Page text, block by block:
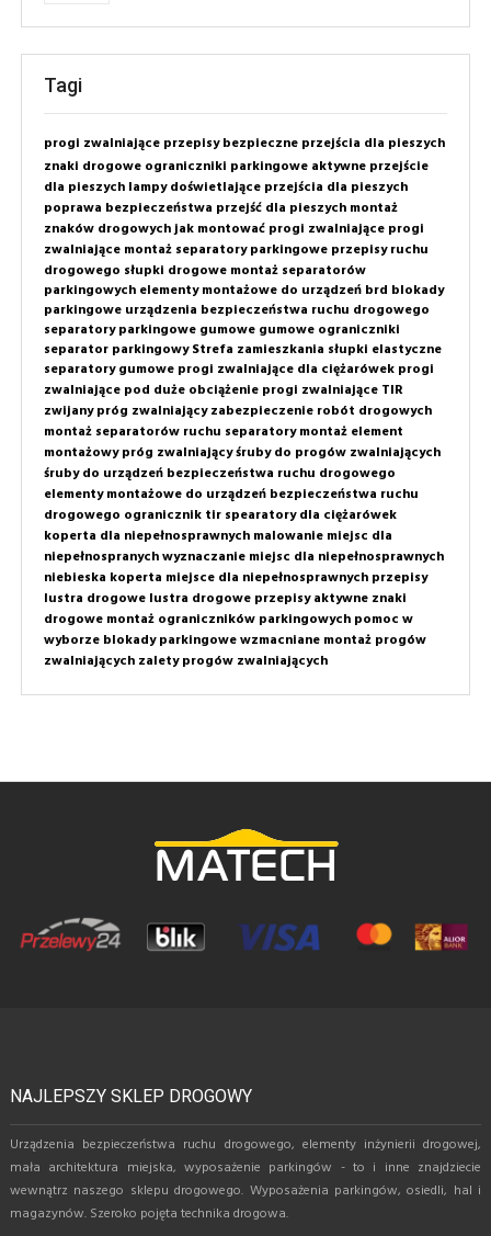
Tagi
progi zwalniające przepisy bezpieczne przejścia dla pieszych
znaki drogowe ograniczniki parkingowe aktywne przejście
dla pieszych lampy doświetlające przejścia dla pieszych
poprawa bezpieczeństwa przejść dla pieszych montaż
znaków drogowychjak montować progi zwalniające progi
zwalniające montaż separatory parkingowe przepisy ruchu
drogowego słupki drogowe montaż separatorów
parkingowych elementy montażowe do urządzeń brd blokady
parkingowe urządzenia bezpieczeństwa ruchu drogowego
separatory parkingowe gumowe gumowe ograniczniki
separator parkingowy Strefa zamieszkania słupki elastyczne
separatory gumowe progi zwalniające dla ciężarówek progi
zwalniające pod duże obciążenie progi zwalniające TIR
zwijany próg zwalniający zabezpieczenie robót drogowych
montaż separatorów ruchu separatory montaż element
montażowy próg zwalniającyśruby do progów zwalniających
śruby do urządzeń bezpieczeństwa ruchu drogowego
elementy montażowe do urządzeń bezpieczeństwa ruchu
drogowego ogranicznik tir spearatory dla ciężarówek
koperta dla niepełnosprawnych malowanie miejsc dla
niepełnospranychwyznaczanie miejsc dla niepełnosprawnych
niebieska koperta miejsce dla niepełnosprawnych przepisy
lustra drogowe lustra drogowe przepisy aktywne znaki
drogowe montaż ograniczników parkingowych pomoc w
wyborze blokady parkingowe wzmacniane montaż progów
zwalniających zalety progów zwalniających
NAJLEPSZY SKLEP DROGOWY
Urządzenia bezpieczeństwa ruchu drogowego, elementy inżynierii drogowej,
mała architektura miejska, wyposażenie parkingów - to i inne znajdziecie
wewnątrz naszego sklepu drogowego. Wyposażenia parkingów, osiedli, hal i
magazynów. Szeroko pojęta technika drogowa.